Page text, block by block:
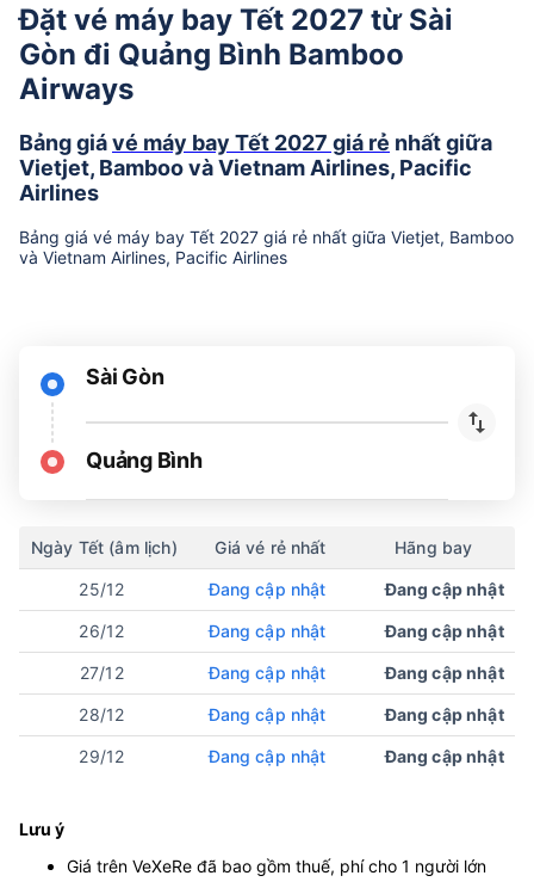
Đặt vé máy bay Tết 2027 từ Sài
Gòn đi Quảng Bình Bamboo
Airways
Bảng giávé máy bay Tết 2027 giá rẻ nhất giữa
Vietjet, Bamboo và Vietnam Airlines, Pacific
Airlines
Bảng giá vé máy bay Tết 2027 giá rẻ nhất giữa Vietjet, Bamboo
và Vietnam Airlines, Pacific Airlines
Sài Gòn
Quảng Bình
Ngày Tết (âm lịch) Giá vé rẻ nhất Hãng bay
25/12 Đang cập nhật Đang cập nhật
26/12 Đang cập nhật Đang cập nhật
27/12 Đang cập nhật Đang cập nhật
28/12 Đang cập nhật Đang cập nhật
29/12 Đang cập nhật Đang cập nhật
Lưu ý
Giá trên VeXeRe đã bao gồm thuế, phí cho 1 người lớn